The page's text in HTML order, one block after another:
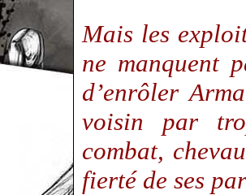
Mais les
ne manquent
d’enrôler
voisin par
combat,
fierté de ses